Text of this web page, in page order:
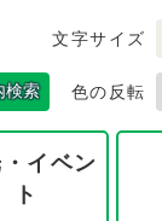
文字サイズ
検索 色の反転
イベン
ト